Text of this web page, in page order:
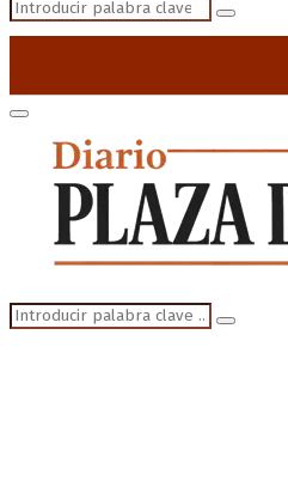
Search
Search
Primary
Menu
Search
for:
Search